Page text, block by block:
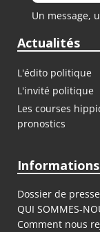
Un message,
Actualités
L'édito politique
L'invité politique
Les courses
pronostics
Informations
Dossier de presse
QUI SOMMES-
Comment nous